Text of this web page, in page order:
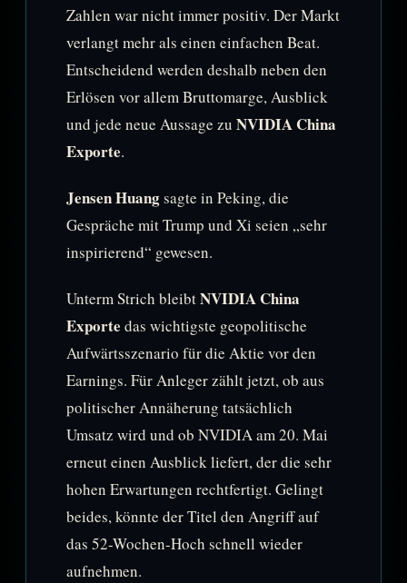
Zahlen war nicht immer positiv. Der Markt
verlangt mehr als einen einfachen Beat.
Entscheidend werden deshalb neben den
Erlösen vor allem Bruttomarge, Ausblick
und jede neue Aussage zu NVIDIA China
Exporte.
Jensen Huangsagte in Peking, die
Gespräche mit Trump und Xi seien „sehr
inspirierend“ gewesen.
Unterm Strich bleibtNVIDIA China
Exporte das wichtigste geopolitische
Aufwärtsszenario für die Aktie vor den
Earnings. Für Anleger zählt jetzt, ob aus
politischer Annäherung tatsächlich
Umsatz wird und ob NVIDIA am 20. Mai
erneut einen Ausblick liefert, der die sehr
hohen Erwartungen rechtfertigt. Gelingt
beides, könnte der Titel den Angriff auf
das 52-Wochen-Hoch schnell wieder
aufnehmen.